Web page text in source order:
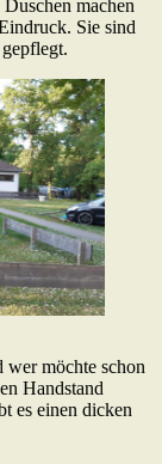
machen
Sie sind
wer möchte schon
Handstand
es einen dicken